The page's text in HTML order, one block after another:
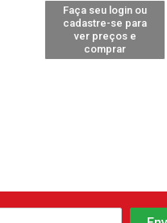
Faça seu login ou
cadastre-se para
ver preços e
comprar